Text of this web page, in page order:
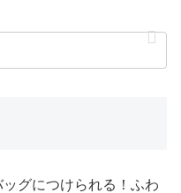
ッグにつけられる！ふわ